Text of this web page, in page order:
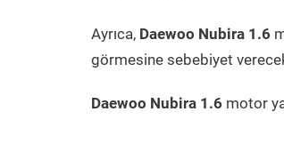
Ayrıca, Daewoo Nubira 1.6
görmesine sebebiyet
Daewoo Nubira 1.6 motor